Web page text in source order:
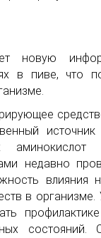
новую
в пиве, что
недавно
влияния
в организме.
состояний.